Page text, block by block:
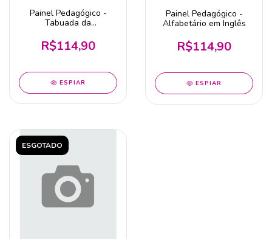
Painel Pedagógico -
Tabuada da
R$114,90
ESPIAR
Painel Pedagógico -
Alfabetário em Inglês
R$114,90
ESPIAR
ESGOTADO